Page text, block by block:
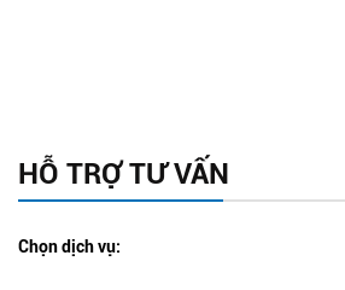
HỖ TRỢ TƯ VẤN
Chọn dịch vụ: